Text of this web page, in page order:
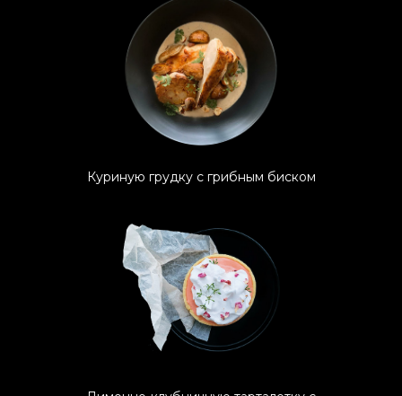
Куриную грудку с грибным биском